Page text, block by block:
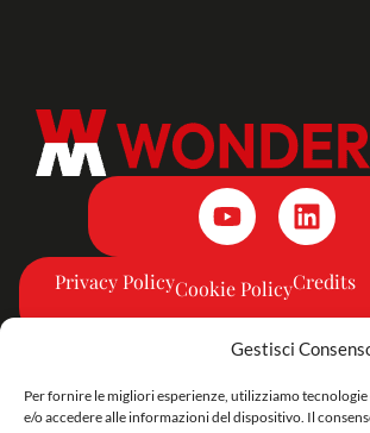
Gestisci
Per fornire le migliori esperienze, utilizziamo
e/o accedere alle informazioni del dispositivo. Il
Privacy PolicyCookie PolicyCredits